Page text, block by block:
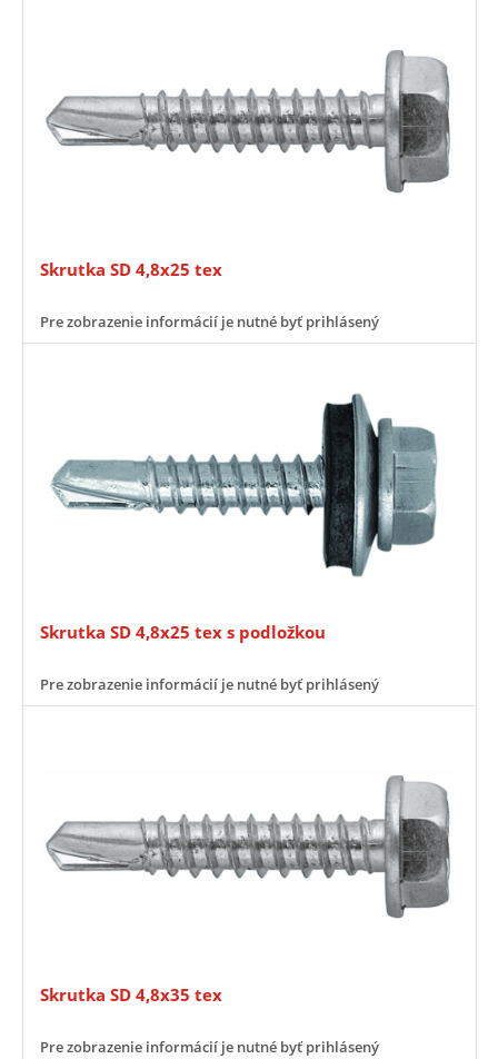
Skrutka SD 4,8x25 tex
Pre zobrazenie informácií je nutné byť prihlásený
Skrutka SD 4,8x25 tex s podložkou
Pre zobrazenie informácií je nutné byť prihlásený
Skrutka SD 4,8x35 tex
Pre zobrazenie informácií je nutné byť prihlásený